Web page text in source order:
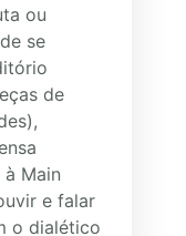
ou
se
de
Main
e falar
o dialético